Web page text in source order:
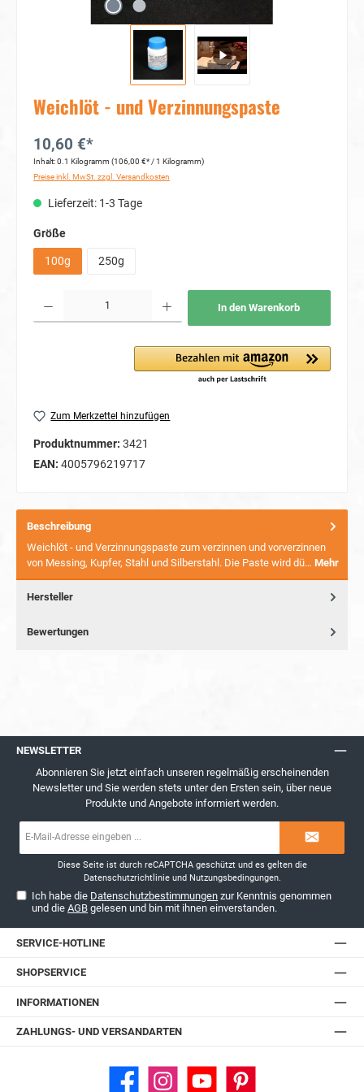
Weichlöt - und Verzinnungspaste
10,60 €*
Inhalt:0.1 Kilogramm (106,00 €* / 1 Kilogramm)
Preise inkl. MwSt. zzgl. Versandkosten
Lieferzeit: 1-3 Tage
Größeauswählen
100g 250g
In den Warenkorb
Zum Merkzettel hinzufügen
Produktnummer: 3421
EAN: 4005796219717
Beschreibung
Weichlöt - und Verzinnungspaste zum verzinnen und vorverzinnen
von Messing, Kupfer, Stahl und Silberstahl. Die Paste wird dü… Mehr
Hersteller
Bewertungen
NEWSLETTER
Abonnieren Sie jetzt einfach unseren regelmäßig erscheinenden
Newsletter und Sie werden stets unter den Ersten sein, über neue
Produkte und Angebote informiert werden.
Diese Seite ist durch reCAPTCHA geschützt und es gelten die
Datenschutzrichtlinieund Nutzungsbedingungen.
Ich habe die Datenschutzbestimmungen zur Kenntnis genommen
und dieAGB gelesen und bin mit ihnen einverstanden.
SERVICE-HOTLINE
SHOPSERVICE
INFORMATIONEN
ZAHLUNGS- UND VERSANDARTEN
Facebook Instagram YouTube Pinterest